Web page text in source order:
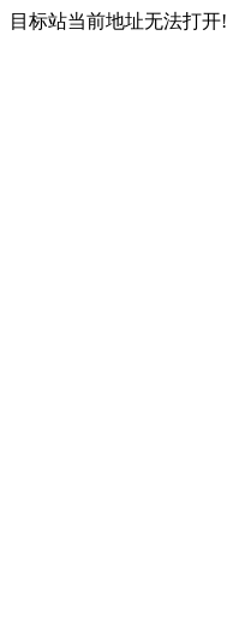
目标站当前地址无法打开!